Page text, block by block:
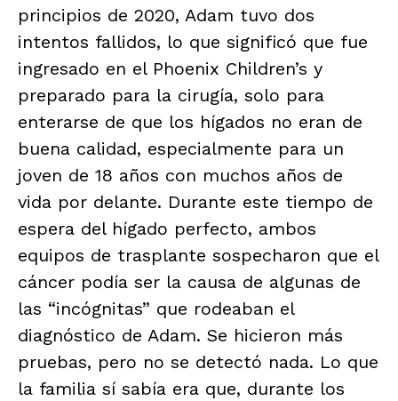
principios de 2020, Adam tuvo dos
intentos fallidos, lo que significó que fue
ingresado en el Phoenix Children’s y
preparado para la cirugía, solo para
enterarse de que los hígados no eran de
buena calidad, especialmente para un
joven de 18 años con muchos años de
vida por delante. Durante este tiempo de
espera del hígado perfecto, ambos
equipos de trasplante sospecharon que el
cáncer podía ser la causa de algunas de
las “incógnitas” que rodeaban el
diagnóstico de Adam. Se hicieron más
pruebas, pero no se detectó nada. Lo que
la familia sí sabía era que, durante los